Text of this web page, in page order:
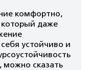
комфортно,
даже
устойчиво и
сказать